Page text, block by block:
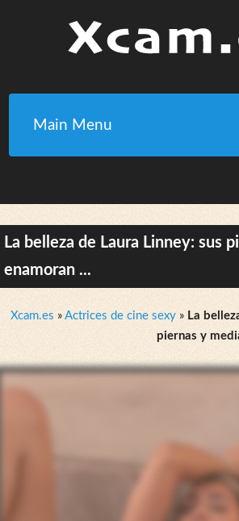
Main Menu
La belleza de Laura Linney: sus
enamoran ...
Xcam.es » Actrices de cine sexy » La
piernas y